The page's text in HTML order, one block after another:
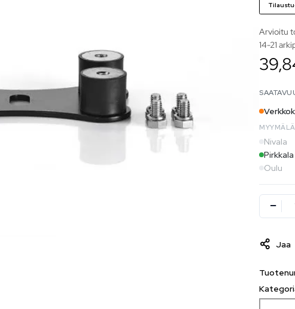
Arvioitu
14-21
Nivala
Pirkkala
Oulu
Jaa